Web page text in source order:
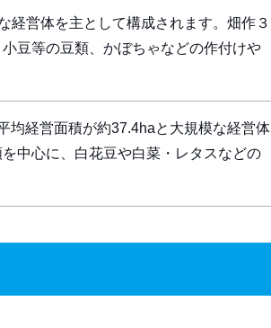
経営体を主として構成されます。畑作３
豆等の豆類、かぼちゃなどの作付けや
均経営面積が約37.4haと大規模な経営体
中心に、白花豆や白菜・レタスなどの